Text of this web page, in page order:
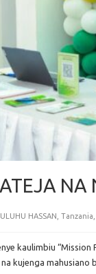
NA
HASSAN Tanzania
kaulimbiu
kujenga